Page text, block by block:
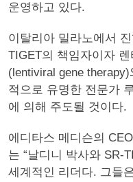
운영하고 있다.
이탈리아 밀라노에서
TIGET의 책임자이자
(lentiviral gene
적으로 유명한 전문가
에 의해 주도될 것이다.
에디타스 메디슨의
는 “날디니 박사와 SR-
세계적인 리더다. 그들